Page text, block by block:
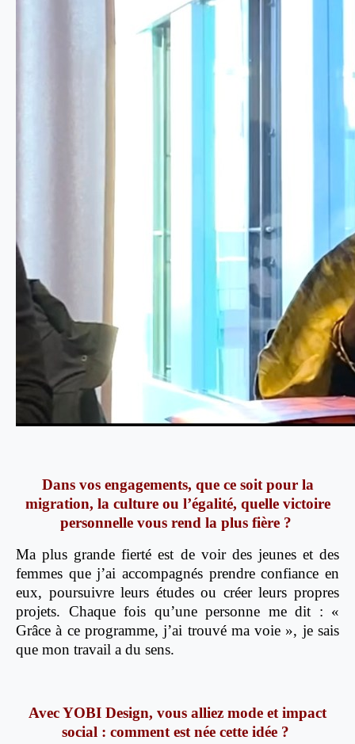
Dans vos engagements, que ce soit pour la
migration, la culture ou l’égalité, quelle victoire
personnelle vous rend la plus fière ?
Ma plus grande fierté est de voir des jeunes et des
femmes que j’ai accompagnés prendre confiance en
eux, poursuivre leurs études ou créer leurs propres
projets. Chaque fois qu’une personne me dit : «
Grâce à ce programme, j’ai trouvé ma voie », je sais
que mon travail a du sens.
Avec YOBI Design, vous alliez mode et impact
social : comment est née cette idée ?